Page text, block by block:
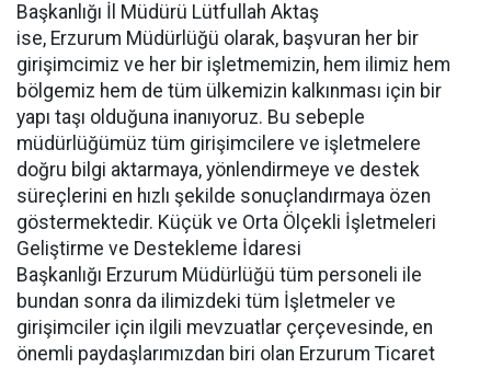
Başkanlığı İl Müdürü Lütfullah Aktaş
ise, Erzurum Müdürlüğü olarak, başvuran her bir
girişimcimiz ve her bir işletmemizin, hem ilimiz hem
bölgemiz hem de tüm ülkemizin kalkınması için bir
yapı taşı olduğuna inanıyoruz. Bu sebeple
müdürlüğümüz tüm girişimcilere ve işletmelere
doğru bilgi aktarmaya, yönlendirmeye ve destek
süreçlerini en hızlı şekilde sonuçlandırmaya özen
göstermektedir. Küçük ve Orta Ölçekli İşletmeleri
Geliştirme ve Destekleme İdaresi
Başkanlığı Erzurum Müdürlüğü tüm personeli ile
bundan sonra da ilimizdeki tüm İşletmeler ve
girişimciler için ilgili mevzuatlar çerçevesinde, en
önemli paydaşlarımızdan biri olan Erzurum Ticaret